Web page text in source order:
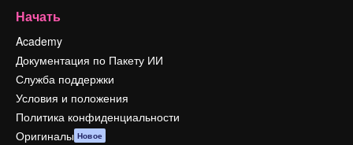
Начать
Academy
Документация по Пакету ИИ
Служба поддержки
Условия и положения
Политика конфиденциальности
Оригиналы Новое